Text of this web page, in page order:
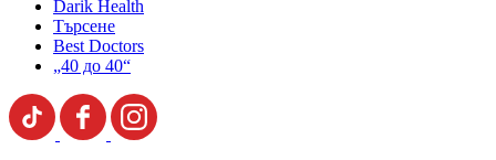
Darik Health
Търсене
Best Doctors
„40 до 40“